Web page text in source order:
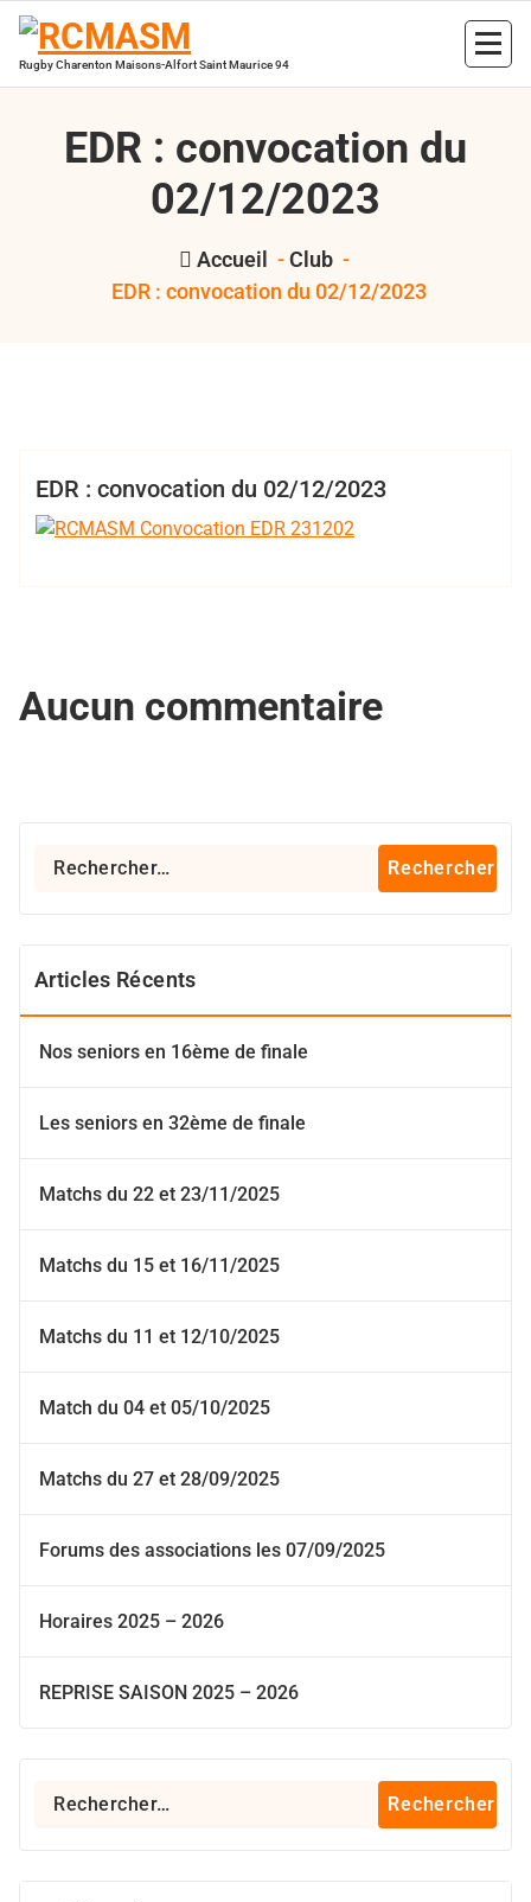
Aller
au
contenu
Rugby Charenton Maisons-Alfort Saint Maurice 94
EDR : convocation du
02/12/2023
Accueil -Club -
EDR : convocation du 02/12/2023
Club
EDR : convocation du 02/12/2023
Aucun commentaire
Rechercher :
Articles Récents
Nos seniors en 16ème de finale
Les seniors en 32ème de finale
Matchs du 22 et 23/11/2025
Matchs du 15 et 16/11/2025
Matchs du 11 et 12/10/2025
Match du 04 et 05/10/2025
Matchs du 27 et 28/09/2025
Forums des associations les 07/09/2025
Horaires 2025 – 2026
REPRISE SAISON 2025 – 2026
Rechercher :